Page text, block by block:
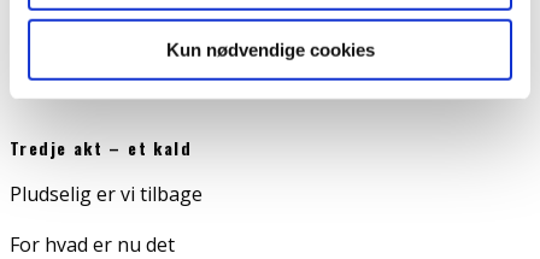
Kun nødvendige cookies
Tredje akt – et kald
Pludselig er vi tilbage
For hvad er nu det